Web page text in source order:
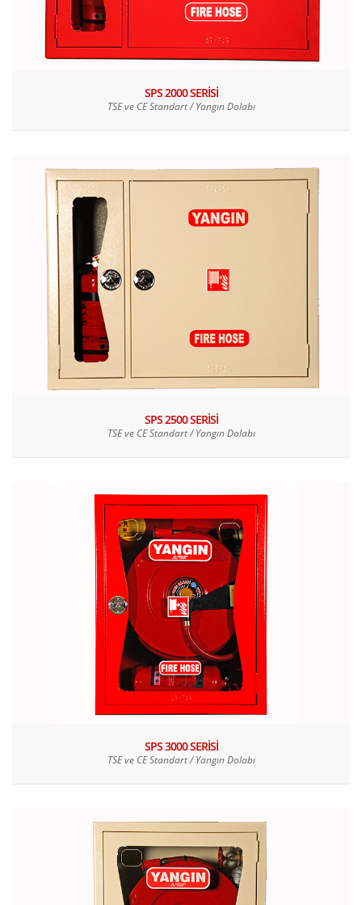
SPS 2000 SERİSİ
TSE ve CE Standart / Yangın Dolabı
SPS 2500 SERİSİ
TSE ve CE Standart / Yangın Dolabı
SPS 3000 SERİSİ
TSE ve CE Standart / Yangın Dolabı